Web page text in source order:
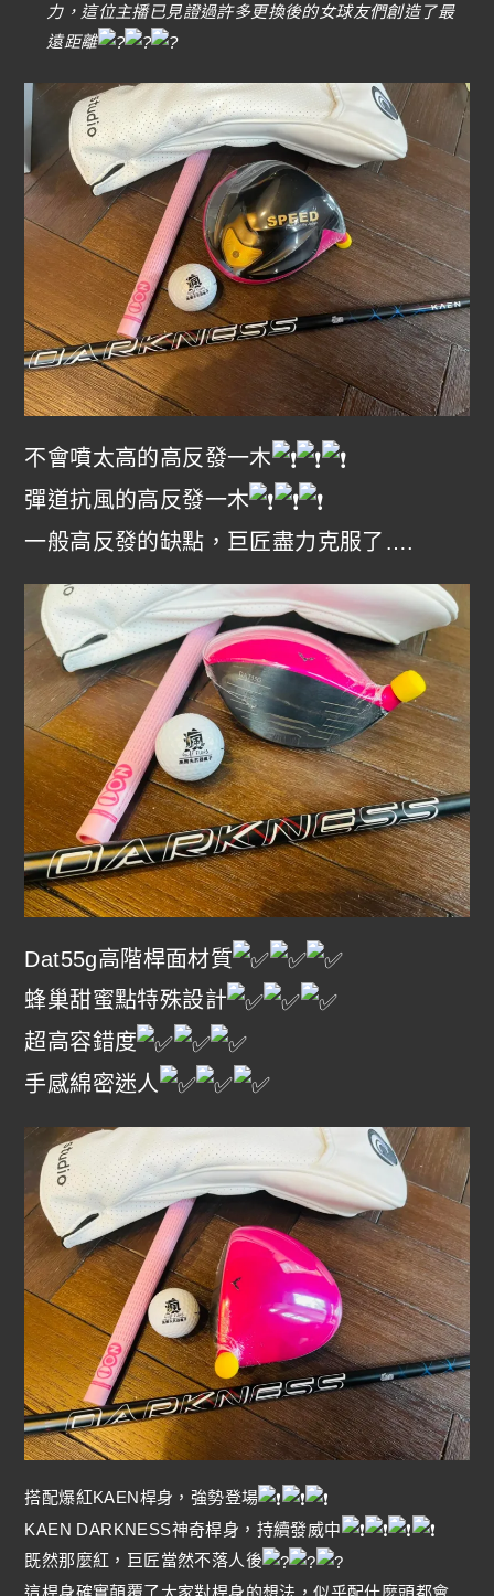
力，這位主播已見證過許多更換後的女球友們創造了最
遠距離
不會噴太高的高反發一木
彈道抗風的高反發一木
一般高反發的缺點，巨匠盡力克服了….
Dat55g高階桿面材質
蜂巢甜蜜點特殊設計
超高容錯度
手感綿密迷人
搭配爆紅KAEN桿身，強勢登場
KAEN DARKNESS神奇桿身，持續發威中
既然那麼紅，巨匠當然不落人後
這桿身確實顛覆了大家對桿身的想法，似乎配什麼頭都會